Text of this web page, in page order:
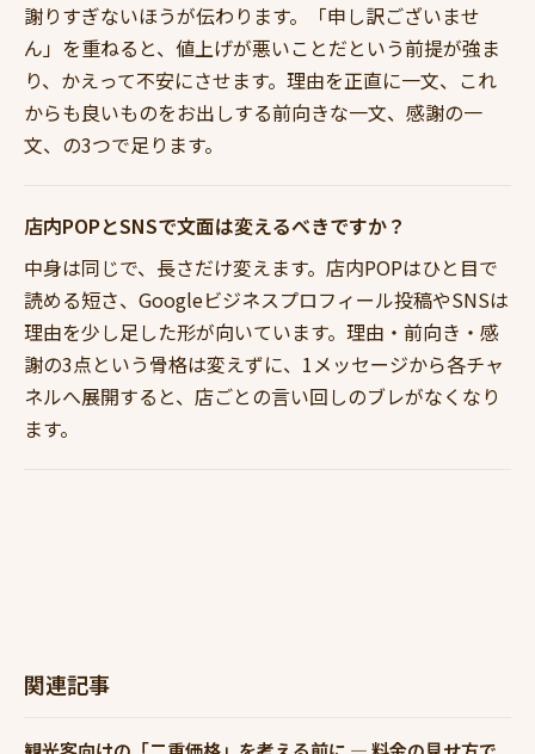
謝りすぎないほうが伝わります。「申し訳ございませ
ん」を重ねると、値上げが悪いことだという前提が強ま
り、かえって不安にさせます。理由を正直に一文、これ
からも良いものをお出しする前向きな一文、感謝の一
文、の3つで足ります。
店内POPとSNSで文面は変えるべきですか？
中身は同じで、長さだけ変えます。店内POPはひと目で
読める短さ、Googleビジネスプロフィール投稿やSNSは
理由を少し足した形が向いています。理由・前向き・感
謝の3点という骨格は変えずに、1メッセージから各チャ
ネルへ展開すると、店ごとの言い回しのブレがなくなり
ます。
関連記事